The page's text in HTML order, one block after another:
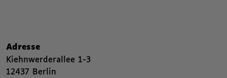
Zusammenfassende
Adresse,
Kiehnwerderallee 1-3
12437 Berlin
Nachfolgend die Kategorien beziehungsweise Filter des Beitrags.